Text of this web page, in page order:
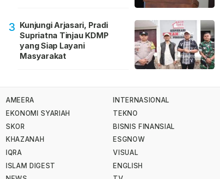
3 Kunjungi Arjasari, Pradi
Supriatna Tinjau KDMP
yang Siap Layani
Masyarakat
AMEERA
EKONOMI SYARIAH
SKOR
KHAZANAH
IQRA
ISLAM DIGEST
INTERNASIONAL
TEKNO
BISNIS FINANSIAL
ESGNOW
VISUAL
ENGLISH